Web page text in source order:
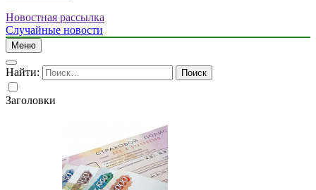
Новостная рассылка
Случайные новости
Меню
Найти:
Заголовки